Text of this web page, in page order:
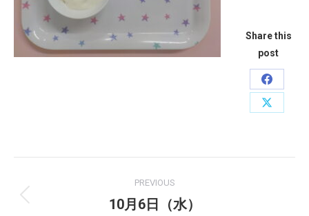
Share this
post
Share
on
Share
navigation
PREVIOUS
Previous
10月6日（水）